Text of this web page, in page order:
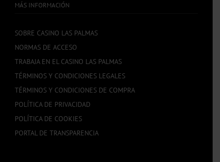
MÁS INFORMACIÓN
SOBRE CASINO LAS PALMAS
NORMAS DE ACCESO
TRABAJA EN EL CASINO LAS PALMAS
TÉRMINOS Y CONDICIONES LEGALES
TÉRMINOS Y CONDICIONES DE COMPRA
POLÍTICA DE PRIVACIDAD
POLÍTICA DE COOKIES
PORTAL DE TRANSPARENCIA